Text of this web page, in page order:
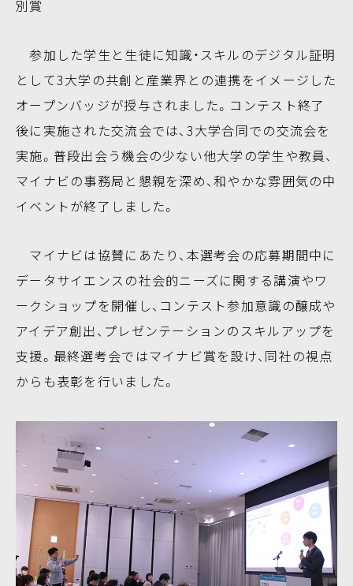
別賞
参加した学生と生徒に知識・スキルのデジタル証明
として3大学の共創と産業界との連携をイメージした
オープンバッジが授与されました。コンテスト終了
後に実施された交流会では、3大学合同での交流会を
実施。普段出会う機会の少ない他大学の学生や教員、
マイナビの事務局と懇親を深め、和やかな雰囲気の中
イベントが終了しました。
マイナビは協賛にあたり、本選考会の応募期間中に
データサイエンスの社会的ニーズに関する講演やワ
ークショップを開催し、コンテスト参加意識の醸成や
アイデア創出、プレゼンテーションのスキルアップを
支援。最終選考会ではマイナビ賞を設け、同社の視点
からも表彰を行いました。